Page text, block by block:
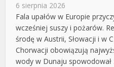
6 sierpnia 2026
Fala upałów w Europie
wcześniej suszy i pożarów.
środę w Austrii, Słowacji i w
Chorwacji obowiązują
wody w Dunaju spowodował